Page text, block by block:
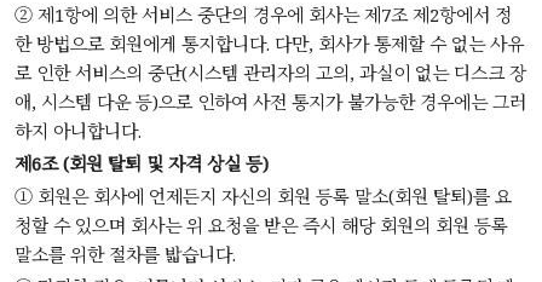
② 제1항에 의한 서비스 중단의 경우에 회사는 제7조 제2항에서 정
한 방법으로 회원에게 통지합니다. 다만, 회사가 통제할 수 없는 사유
로 인한 서비스의 중단(시스템 관리자의 고의, 과실이 없는 디스크 장
애, 시스템 다운 등)으로 인하여 사전 통지가 불가능한 경우에는 그러
하지 아니합니다.
제6조 (회원 탈퇴 및 자격 상실 등)
① 회원은 회사에 언제든지 자신의 회원 등록 말소(회원 탈퇴)를 요
청할 수 있으며 회사는 위 요청을 받은 즉시 해당 회원의 회원 등록
말소를 위한 절차를 밟습니다.